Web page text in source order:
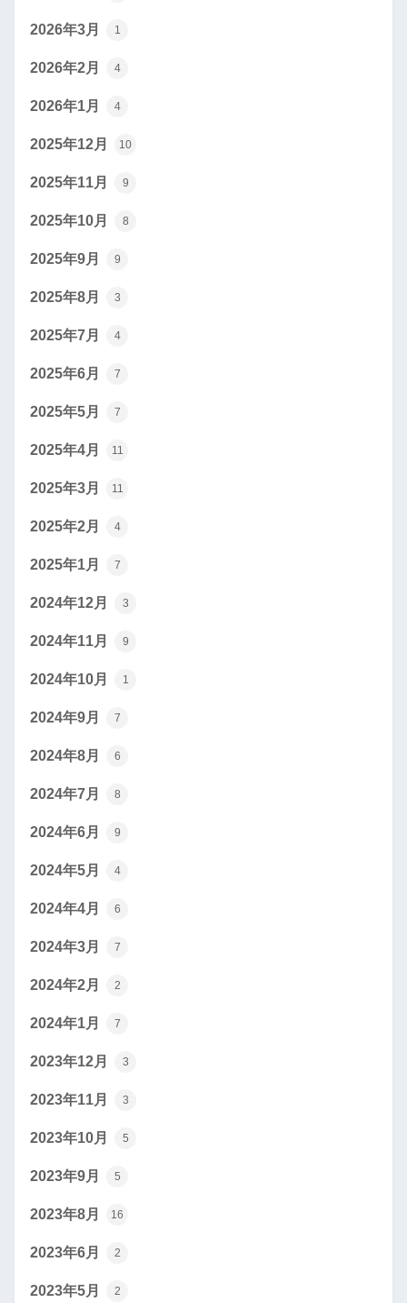
2026年3月 1
2026年2月 4
2026年1月 4
2025年12月 10
2025年11月 9
2025年10月 8
2025年9月 9
2025年8月 3
2025年7月 4
2025年6月 7
2025年5月 7
2025年4月 11
2025年3月 11
2025年2月 4
2025年1月 7
2024年12月 3
2024年11月 9
2024年10月 1
2024年9月 7
2024年8月 6
2024年7月 8
2024年6月 9
2024年5月 4
2024年4月 6
2024年3月 7
2024年2月 2
2024年1月 7
2023年12月 3
2023年11月 3
2023年10月 5
2023年9月 5
2023年8月 16
2023年6月 2
2023年5月 2